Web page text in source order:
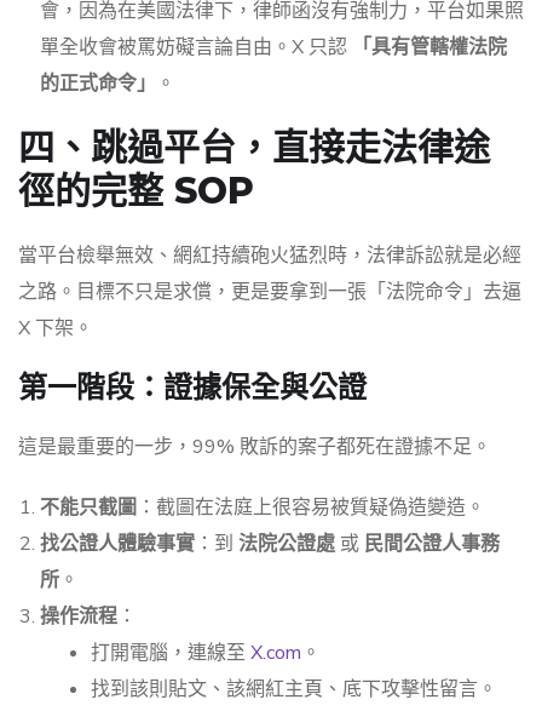
會，因為在美國法律下，律師函沒有強制力，平台如果照
單全收會被罵妨礙言論自由。X 只認
「具有管轄權法院
的正式命令」
。
四、跳過平台，直接走法律途
徑的完整 SOP
當平台檢舉無效、網紅持續砲火猛烈時，法律訴訟就是必經
之路。目標不只是求償，更是要拿到一張「法院命令」去逼
X 下架。
第一階段：證據保全與公證
這是最重要的一步，99% 敗訴的案子都死在證據不足。
不能只截圖 ：截圖在法庭上很容易被質疑偽造變造。
找公證人體驗事實 ：到 法院公證處或 民間公證人事務
所 。
操作流程 ：
打開電腦，連線至X.com 。
找到該則貼文、該網紅主頁、底下攻擊性留言。